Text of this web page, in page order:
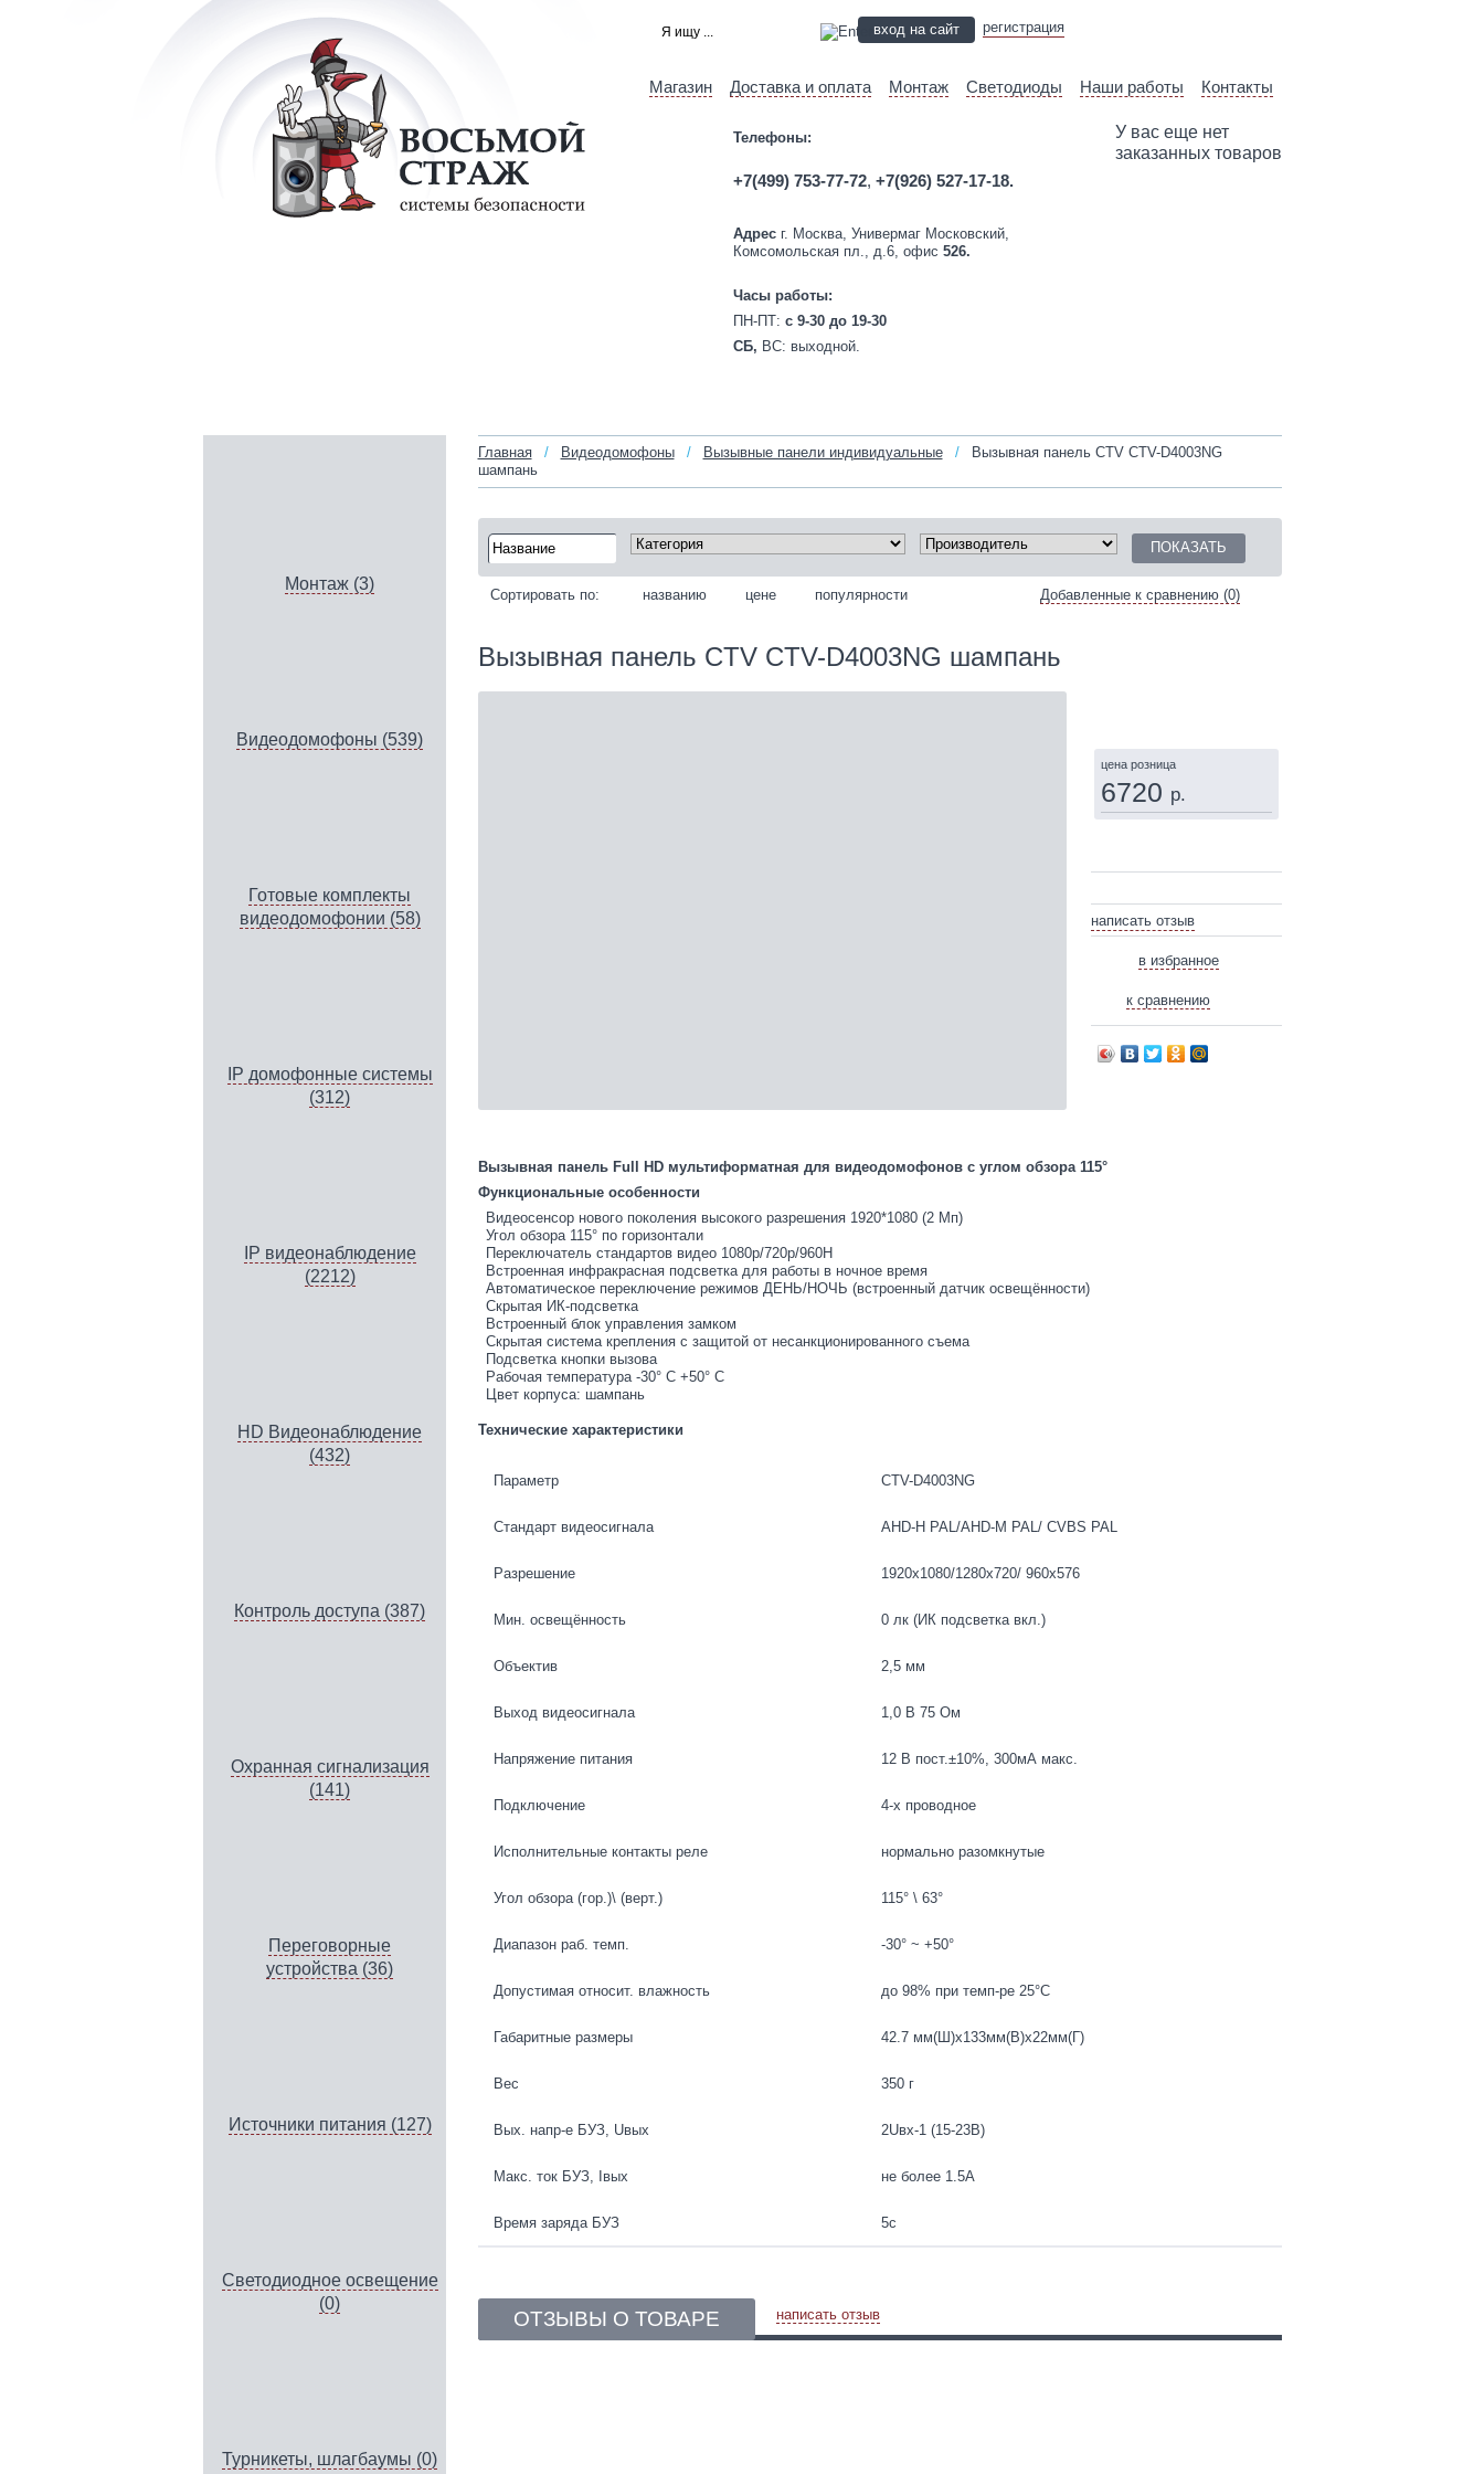
вход на сайт регистрация
Магазин Доставка и оплата Монтаж Светодиоды Наши работы Контакты
У вас еще нет
заказанных товаров
Телефоны:
+7(499) 753-77-72, +7(926) 527-17-18.
Адресг. Москва, Универмаг Московский,
Комсомольская пл., д.6, офис 526.
Часы работы:
ПН-ПТ: c 9-30 до 19-30
СБ, ВС: выходной.
Монтаж (3)
Видеодомофоны (539)
Готовые комплекты
видеодомофонии (58)
IP домофонные системы
(312)
IP видеонаблюдение
(2212)
HD Видеонаблюдение
(432)
Контроль доступа (387)
Охранная сигнализация
(141)
Переговорные
устройства (36)
Источники питания (127)
Светодиодное освещение
(0)
Турникеты, шлагбаумы (0)
Главная / Видеодомофоны / Вызывные панели индивидуальные /
Вызывная панель CTV CTV-D4003NG
шампань
Добавленные к сравнению (0)
Сортировать по: названию цене популярности
Вызывная панель CTV CTV-D4003NG шампань
цена розница
6720 р.
написать отзыв
в избранное
к сравнению
Вызывная панель Full HD мультиформатная для видеодомофонов с углом обзора 115°
Функциональные особенности
Видеосенсор нового поколения высокого разрешения 1920*1080 (2 Мп)
Угол обзора 115° по горизонтали
Переключатель стандартов видео 1080p/720p/960H
Встроенная инфракрасная подсветка для работы в ночное время
Автоматическое переключение режимов ДЕНЬ/НОЧЬ (встроенный датчик освещённости)
Скрытая ИК-подсветка
Встроенный блок управления замком
Скрытая система крепления с защитой от несанкционированного съема
Подсветка кнопки вызова
Рабочая температура -30° С +50° С
Цвет корпуса: шампань
Технические характеристики
Параметр CTV-D4003NG
Стандарт видеосигнала AHD-H PAL/AHD-M PAL/ CVBS PAL
Разрешение 1920x1080/1280x720/ 960x576
Мин. освещённость 0 лк (ИК подсветка вкл.)
Объектив 2,5 мм
Выход видеосигнала 1,0 В 75 Ом
Напряжение питания 12 В пост.±10%, 300мА макс.
Подключение 4-х проводное
Исполнительные контакты реле нормально разомкнутые
Угол обзора (гор.)\ (верт.) 115° \ 63°
Диапазон раб. темп. -30° ~ +50°
Допустимая относит. влажность до 98% при темп-ре 25°C
Габаритные размеры 42.7 мм(Ш)х133мм(В)х22мм(Г)
Вес 350 г
Вых. напр-е БУЗ, Uвых 2Uвх-1 (15-23В)
Макс. ток БУЗ, Iвых не более 1.5А
Время заряда БУЗ 5с
ОТЗЫВЫ О ТОВАРЕ написать отзыв